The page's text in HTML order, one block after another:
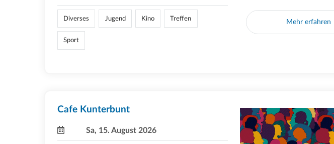
Diverses Jugend Kino Treffen
Sport
Mehr erfahren
Cafe Kunterbunt
Sa, 15. August 2026